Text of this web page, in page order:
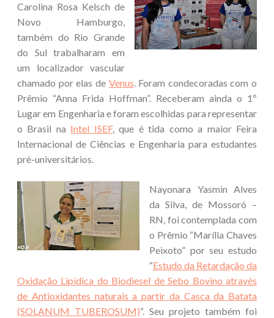
Carolina Rosa Kelsch de
Novo Hamburgo,
também do Rio Grande
do Sul trabalharam em
um localizador vascular
chamado por elas de Venus. Foram condecoradas com o
Prêmio “Anna Frida Hoffman”. Receberam ainda o 1º
Lugar em Engenharia e foram escolhidas para representar
o Brasil na Intel ISEF, que é tida como a maior Feira
Internacional de Ciências e Engenharia para estudantes
pré-universitários.
Nayonara Yasmin Alves
da Silva, de Mossoró –
RN, foi contemplada com
o Prêmio “Marília Chaves
Peixoto” por seu estudo
“Estudo da Retardação da
Oxidação Lipídica do Biodiesel de Sebo Bovino através
de Antioxidantes naturais a partir da Casca da Batata
(SOLANUM TUBEROSUM)“. Seu projeto também foi